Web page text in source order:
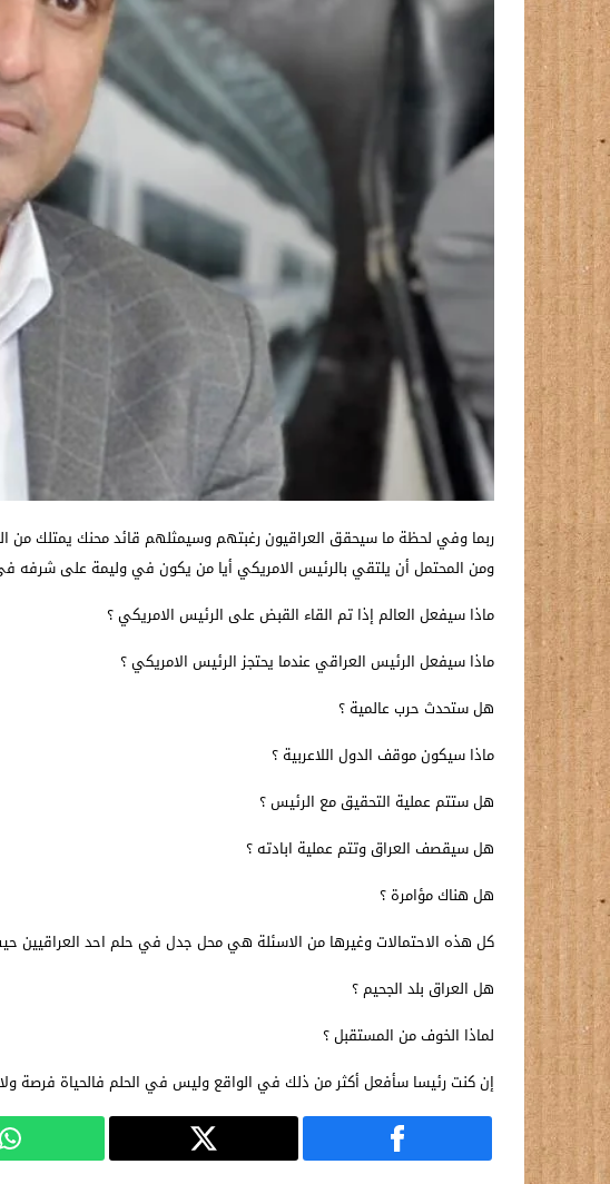
ربما وفي لحظة ما سيحقق العراقيون رغبتهم وسيمثلهم قائد محنك يمتلك من
ومن المحتمل أن يلتقي بالرئيس الامريكي أيا من يكون في وليمة على شرفه
ماذا سيفعل العالم إذا تم القاء القبض على الرئيس الامريكي ؟
ماذا سيفعل الرئيس العراقي عندما يحتجز الرئيس الامريكي ؟
هل ستحدث حرب عالمية ؟
ماذا سيكون موقف الدول اللاعربية ؟
هل ستتم عملية التحقيق مع الرئيس ؟
هل سيقصف العراق وتتم عملية ابادته ؟
هل هناك مؤامرة ؟
كل هذه الاحتمالات وغيرها من الاسئلة هي محل جدل في حلم احد العراقيين
هل العراق بلد الجحيم ؟
لماذا الخوف من المستقبل ؟
إن كنت رئيسا سأفعل أكثر من ذلك في الواقع وليس في الحلم فالحياة فرصة